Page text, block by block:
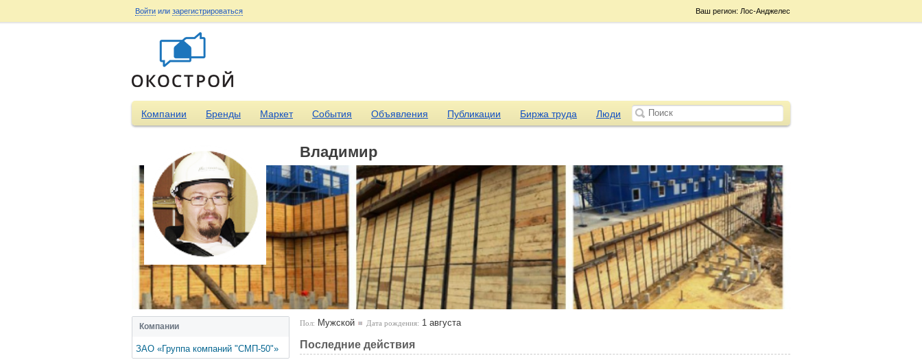
Ваш регион: Лос-Анджелес
Войти или зарегистрироваться
Компании Бренды Маркет События Объявления Публикации Биржа труда Люди
Компании
ЗАО «Группа компаний "СМП-50"»
Владимир
Пол: Мужской Дата рождения: 1 августа
Последние действия